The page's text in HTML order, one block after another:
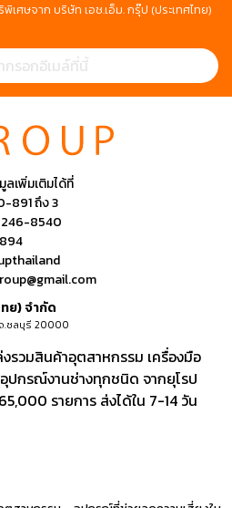
เศษจาก บริษัท เอช.เอ็ม. กรุ๊ป (ประเทศไทย)
เพิ่มเติมได้ที่
891 ถึง 3
8540
ย) จำกัด
.ชลบุรี 20000
รวมสินค้าอุตสาหกรรม เครื่องมือ
อุปกรณ์งานช่างทุกชนิด จากยุโรป
รายการ ส่งได้ใน 7-14 วัน